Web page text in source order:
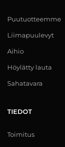
Puutuotteemme
Liimapuulevyt
Aihio
Höylätty lauta
Sahatavara
TIEDOT
Toimitus